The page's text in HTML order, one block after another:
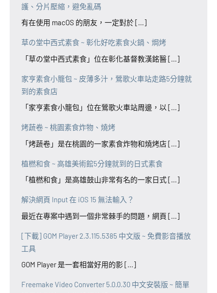
護、分片壓縮，避免亂碼
有在使用 macOS 的朋友，一定對於 [...]
草の堂中西式素食 ~ 彰化好吃素食火鍋、焗烤
「草の堂中西式素食」位在彰化基督教漢銘醫 [...]
家亨素食小籠包 ~ 皮薄多汁，鶯歌火車站走路5分鐘就
到的素食店
「家亨素食小籠包」位在鶯歌火車站周邊，以 [...]
烤蔬卷 ~ 桃園素食炸物、燒烤
「烤蔬卷」是在桃園的一家素食炸物和燒烤店 [...]
植橪和食 ~ 高雄美術館5分鐘就到的日式素食
「植橪和食」是高雄鼓山非常有名的一家日式 [...]
解決網頁 Input 在 iOS 15 無法輸入？
最近在專案中遇到一個非常棘手的問題，網頁 [...]
[下載] GOM Player 2.3.115.5385 中文版 ~ 免費影音播放
工具
GOM Player 是一套相當好用的影 [...]
Freemake Video Converter 5.0.0.30 中文安裝版 ~ 簡單